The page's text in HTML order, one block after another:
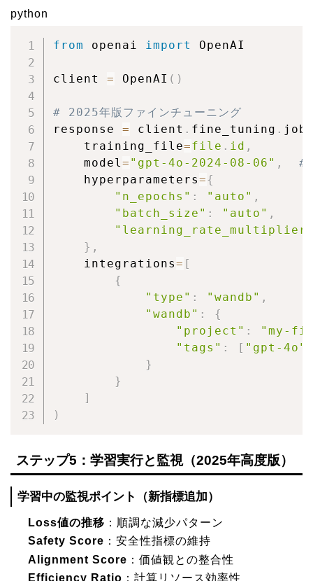
python
from openai import OpenAI
client = OpenAI ( )
# 2025年版ファインチューニング
response = client . fine_tuning .
    training_file
=file . id ,
    model
= "gpt-4o-2024-08-06" ,
#
    hyperparameters
={
"n_epochs" : "auto" ,
"batch_size" : "auto" ,
} ,
    integrations
= [
{
"type" : "wandb" ,
"wandb" :
{
"project" :
"my-
"tags" : [ "gpt-4o"
}
}
]
)
ステップ5：学習実行と監視（2025年高度版）
学習中の監視ポイント（新指標追加）
Loss値の推移 ：順調な減少パターン
Safety Score ：安全性指標の維持
Alignment Score ：価値観との整合性
Efficiency Ratio ：計算リソース効率性